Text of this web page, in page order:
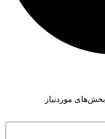
بخش‌های موردنیاز